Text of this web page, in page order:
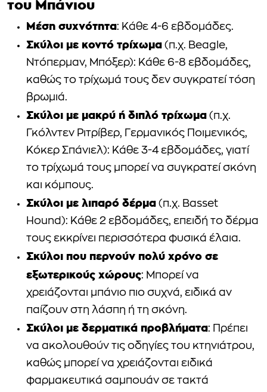
του Μπάνιου
Μέση συχνότητα: Κάθε 4-6 εβδομάδες.
Σκύλοι με κοντό τρίχωμα (π.χ. Beagle,
Ντόπερμαν, Μπόξερ): Κάθε 6-8 εβδομάδες,
καθώς το τρίχωμά τους δεν συγκρατεί τόση
βρωμιά.
Σκύλοι με μακρύ ή διπλό τρίχωμα (π.χ.
Γκόλντεν Ριτρίβερ, Γερμανικός Ποιμενικός,
Κόκερ Σπάνιελ): Κάθε 3-4 εβδομάδες, γιατί
το τρίχωμά τους μπορεί να συγκρατεί σκόνη
και κόμπους.
Σκύλοι με λιπαρό δέρμα (π.χ. Basset
Hound): Κάθε 2 εβδομάδες, επειδή το δέρμα
τους εκκρίνει περισσότερα φυσικά έλαια.
Σκύλοι που περνούν πολύ χρόνο σε
εξωτερικούς χώρους: Μπορεί να
χρειάζονται μπάνιο πιο συχνά, ειδικά αν
παίζουν στη λάσπη ή τη σκόνη.
Σκύλοι με δερματικά προβλήματα: Πρέπει
να ακολουθούν τις οδηγίες του κτηνιάτρου,
καθώς μπορεί να χρειάζονται ειδικά
φαρμακευτικά σαμπουάν σε τακτά